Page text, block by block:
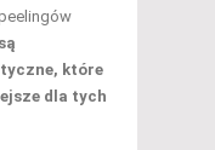
które
dla tych